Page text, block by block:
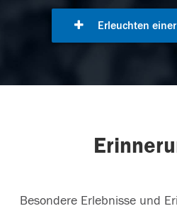
Erleuchten
Besondere Erlebnisse und